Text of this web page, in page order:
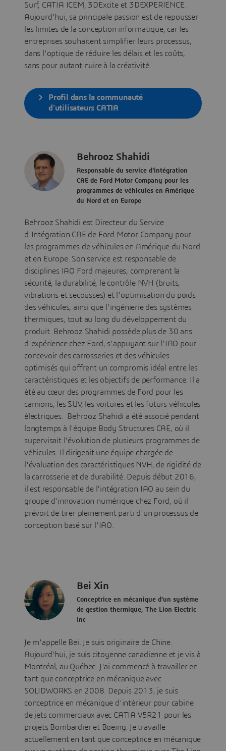
Surf, CATIA ICEM, 3DExcite et 3DEXPERIENCE.
Aujourd'hui, sa principale passion est de repousser
les limites de la conception informatique, car les
entreprises souhaitent simplifier leurs processus,
dans l'optique de réduire les délais et les coûts,
sans pour autant nuire à la créativité.
Profil dans la communauté
d'utilisateurs CATIA
Behrooz Shahidi
Responsable du service d'intégration
CAE de Ford Motor Company pour les
programmes de véhicules en Amérique
du Nord et en Europe
Behrooz Shahidi est Directeur du Service
d'Intégration CAE de Ford Motor Company pour
les programmes de véhicules en Amérique du Nord
et en Europe. Son service est responsable de
disciplines IAO Ford majeures, comprenant la
sécurité, la durabilité, le contrôle NVH (bruits,
vibrations et secousses) et l'optimisation du poids
des véhicules, ainsi que l'ingénierie des systèmes
thermiques, tout au long du développement du
produit. Behrooz Shahidi possède plus de 30 ans
d'expérience chez Ford, s'appuyant sur l'IAO pour
concevoir des carrosseries et des véhicules
optimisés qui offrent un compromis idéal entre les
caractéristiques et les objectifs de performance. Il a
été au cœur des programmes de Ford pour les
camions, les SUV, les voitures et les futurs véhicules
électriques. Behrooz Shahidi a été associé pendant
longtemps à l'équipe Body Structures CAE, où il
supervisait l'évolution de plusieurs programmes de
véhicules. Il dirigeait une équipe chargée de
l'évaluation des caractéristiques NVH, de rigidité de
la carrosserie et de durabilité. Depuis début 2016,
il est responsable de l'intégration IAO au sein du
groupe d'innovation numérique chez Ford, où il
prévoit de tirer pleinement parti d'un processus de
conception basé sur l'IAO.
Bei Xin
Conceptrice en mécanique d'un système
de gestion thermique, The Lion Electric
Inc
Je m'appelle Bei. Je suis originaire de Chine.
Aujourd'hui, je suis citoyenne canadienne et je vis à
Montréal, au Québec. J'ai commencé à travailler en
tant que conceptrice en mécanique avec
SOLIDWORKS en 2008. Depuis 2013, je suis
conceptrice en mécanique d'intérieur pour cabine
de jets commerciaux avec CATIA V5R21 pour les
projets Bombardier et Boeing. Je travaille
actuellement en tant que conceptrice en mécanique